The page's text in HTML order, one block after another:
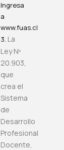
Ingresa
a
www.fuas.cl
3. La
Ley Nº
20.903,
que
crea el
Sistema
de
Desarrollo
Profesional
Docente,